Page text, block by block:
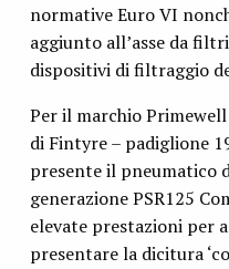
normative Euro VI
aggiunto all’asse da
dispositivi di filtraggio
Per il marchio
di Fintyre – padiglione
presente il pneumatico
generazione PSR125
elevate prestazioni per
presentare la dicitura